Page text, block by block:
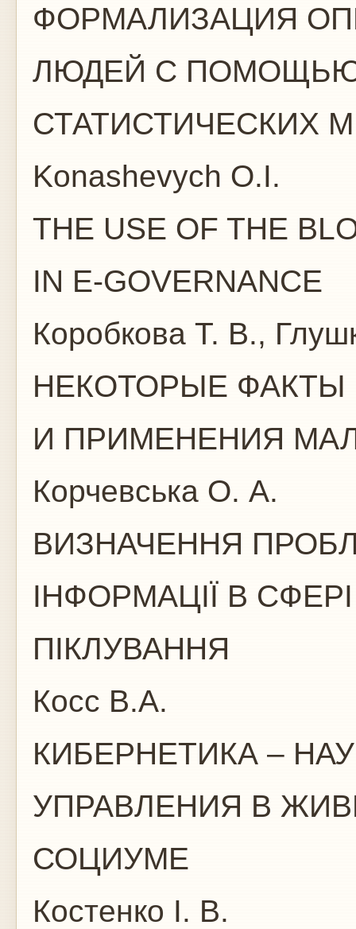
ФОРМАЛИЗАЦИЯ
ЛЮДЕЙ С
Konashevych O.I.
THE USE OF THE
IN E-GOVERNANCE
Коробкова Т. В.,
НЕКОТОРЫЕ
И ПРИМЕНЕНИЯ
Корчевська О. А.
ВИЗНАЧЕННЯ
ІНФОРМАЦІЇ В
ПІКЛУВАННЯ
Косс В.А.
КИБЕРНЕТИКА –
УПРАВЛЕНИЯ В
СОЦИУМЕ
Костенко І. В.